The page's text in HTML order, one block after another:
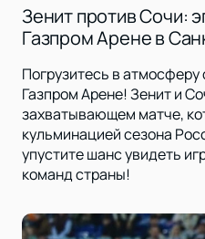
Зенит против Сочи:
Газпром Арене в
Погрузитесь в
Газпром Арене! Зенит и
захватывающем матче,
кульминацией сезона
упустите шанс увидеть
команд страны!